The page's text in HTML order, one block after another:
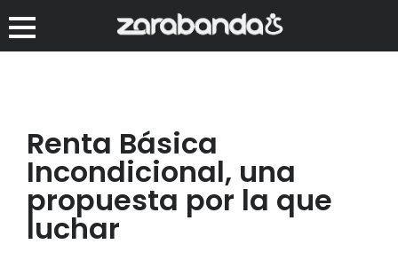
Renta Básica
Incondicional, una
propuesta por la que
luchar